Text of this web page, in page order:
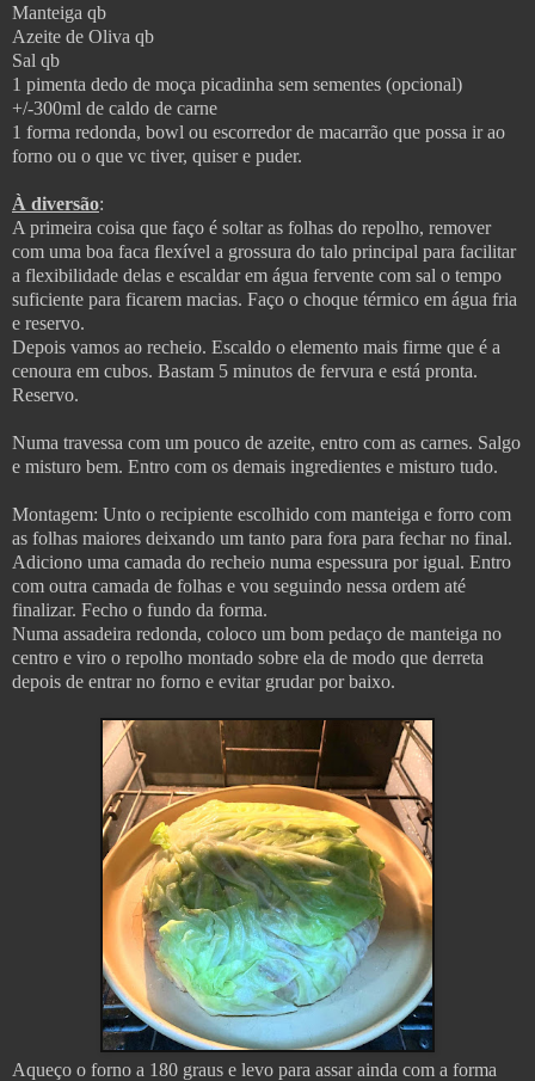
Manteiga qb
Azeite de Oliva qb
Sal qb
1 pimenta dedo de moça picadinha sem sementes (opcional)
+/-300ml de caldo de carne
1 forma redonda, bowl ou escorredor de macarrão que possa ir ao
forno ou o que vc tiver, quiser e puder.
À diversão:
A primeira coisa que faço é soltar as folhas do repolho, remover
com uma boa faca flexível a grossura do talo principal para facilitar
a flexibilidade delas e escaldar em água fervente com sal o tempo
suficiente para ficarem macias. Faço o choque térmico em água fria
e reservo.
Depois vamos ao recheio. Escaldo o elemento mais firme que é a
cenoura em cubos. Bastam 5 minutos de fervura e está pronta.
Reservo.
Numa travessa com um pouco de azeite, entro com as carnes. Salgo
e misturo bem. Entro com os demais ingredientes e misturo tudo.
Montagem: Unto o recipiente escolhido com manteiga e forro com
as folhas maiores deixando um tanto para fora para fechar no final.
Adiciono uma camada do recheio numa espessura por igual. Entro
com outra camada de folhas e vou seguindo nessa ordem até
finalizar. Fecho o fundo da forma.
Numa assadeira redonda, coloco um bom pedaço de manteiga no
centro e viro o repolho montado sobre ela de modo que derreta
depois de entrar no forno e evitar grudar por baixo.
Aqueço o forno a 180 graus e levo para assar ainda com a forma